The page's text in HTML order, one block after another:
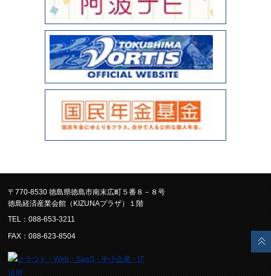
〒770-8530 徳島県徳島市南末広町５番８－８号
徳島経済産業会館（KIZUNAプラザ）１階
TEL：088-653-3211
FAX：088-623-8504